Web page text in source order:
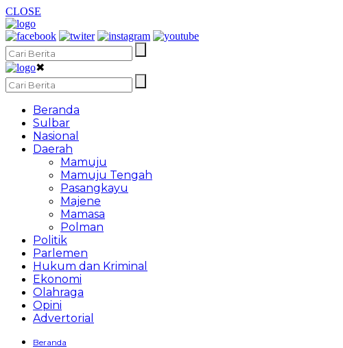
CLOSE
✖
Beranda
Sulbar
Nasional
Daerah
Mamuju
Mamuju Tengah
Pasangkayu
Majene
Mamasa
Polman
Politik
Parlemen
Hukum dan Kriminal
Ekonomi
Olahraga
Opini
Advertorial
Beranda